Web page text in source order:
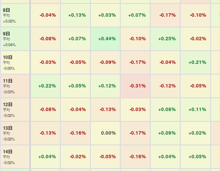
8日
平均
+0.02%
-0.04% +0.13% +0.03% +0.07% -0.17% -0.10%
9日
平均
+0.04%
-0.08% +0.07% +0.44% -0.10% +0.25% -0.02%
10日
平均
-0.00%
-0.03% -0.05% -0.09% -0.17% -0.04% +0.21%
11日
平均
-0.03%
+0.22% +0.05% +0.12% -0.31% -0.12% -0.05%
12日
平均
-0.02%
-0.08% -0.04% -0.13% -0.03% +0.08% +0.11%
13日
平均
-0.02%
-0.13% -0.16% 0.00% -0.17% +0.09% +0.02%
14日
平均
-0.02%
+0.04% -0.02% -0.05% -0.16% +0.04% +0.05%